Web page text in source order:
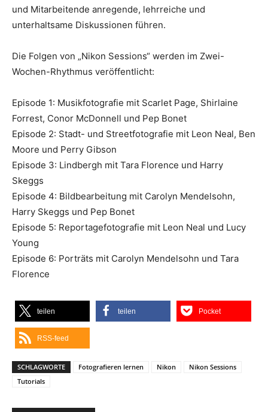
und Mitarbeitende anregende, lehrreiche und
unterhaltsame Diskussionen führen.
Die Folgen von „Nikon Sessions“ werden im Zwei-
Wochen-Rhythmus veröffentlicht:
Episode 1: Musikfotografie mit Scarlet Page, Shirlaine
Forrest, Conor McDonnell und Pep Bonet
Episode 2: Stadt- und Streetfotografie mit Leon Neal, Ben
Moore und Perry Gibson
Episode 3: Lindbergh mit Tara Florence und Harry
Skeggs
Episode 4: Bildbearbeitung mit Carolyn Mendelsohn,
Harry Skeggs und Pep Bonet
Episode 5: Reportagefotografie mit Leon Neal und Lucy
Young
Episode 6: Porträts mit Carolyn Mendelsohn und Tara
Florence
teilen teilen Pocket
RSS-feed
SCHLAGWORTE Fotografieren lernen Nikon
Nikon Sessions
Tutorials